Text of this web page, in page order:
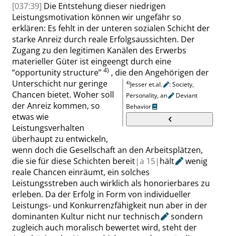
[037:39] Die Entstehung dieser niedrigen
Leistungsmotivation können wir ungefähr so
erklären: Es fehlt in der unteren sozialen Schicht der
starke Anreiz durch reale Erfolgsaussichten. Der
Zugang zu den legitimen Kanälen des Erwerbs
materieller Güter ist eingeengt durch eine
“opportunity structure” 4)
4)Jesser et.al.
: Society,
Personality,an
Deviant
Behavior
, die den Angehörigen der
Unterschicht nur geringe
Chancen bietet. Woher soll
der Anreiz kommen, so
etwas wie
Leistungsverhalten
überhaupt zu entwickeln,
wenn doch die Gesellschaft an den Arbeitsplätzen,
die sie für diese Schichten bereit|a 15| hält
wenig
reale Chancen einräumt, ein solches
Leistungsstreben auch wirklich als honorierbares zu
erleben. Da der Erfolg in Form von individueller
Leistungs- und Konkurrenzfähigkeit nun aber in der
dominanten Kultur nicht nurtechnisch
sondern
zugleich auch moralisch bewertet wird, steht der